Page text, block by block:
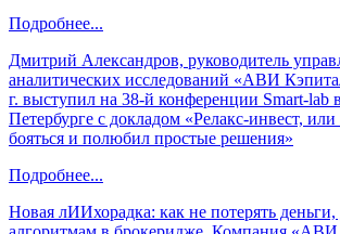
Подробнее...
Дмитрий Александров, руководитель
аналитических исследований «АВИ
г. выступил на 38-й конференции Smart-lab
Петербурге с докладом «Релакс-инвест, или
бояться и полюбил простые решения»
Подробнее...
Новая лИИхорадка: как не потерять деньги,